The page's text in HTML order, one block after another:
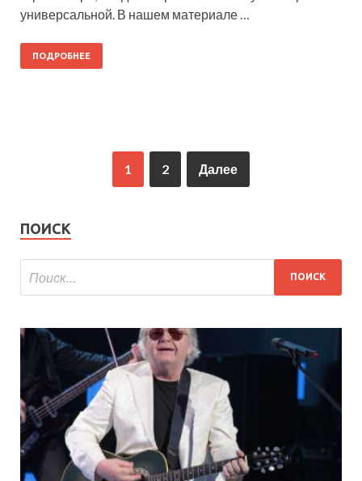
универсальной. В нашем материале …
ПОДРОБНЕЕ
1 2 Далее
ПОИСК